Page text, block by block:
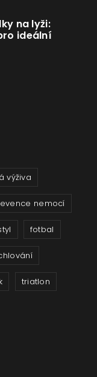
na lyži:
ideální
výživa
nemocí
fotbal
triatlon